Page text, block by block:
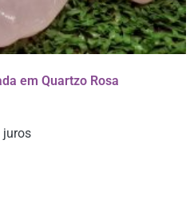
em Quartzo Rosa
juros